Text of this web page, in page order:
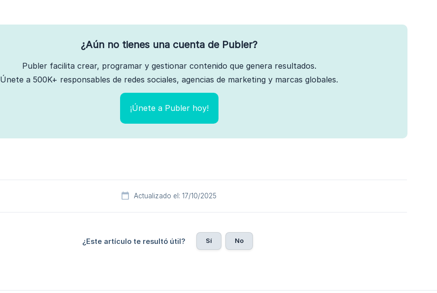
¿Aún no tienes una cuenta de Publer?
Publer facilita crear, programar y gestionar contenido que genera resultados.
Únete a 500K+ responsables de redes sociales, agencias de marketing y marcas globales.
¡Únete a Publer hoy!
Actualizado el: 17/10/2025
¿Este artículo te resultó útil? Sí No